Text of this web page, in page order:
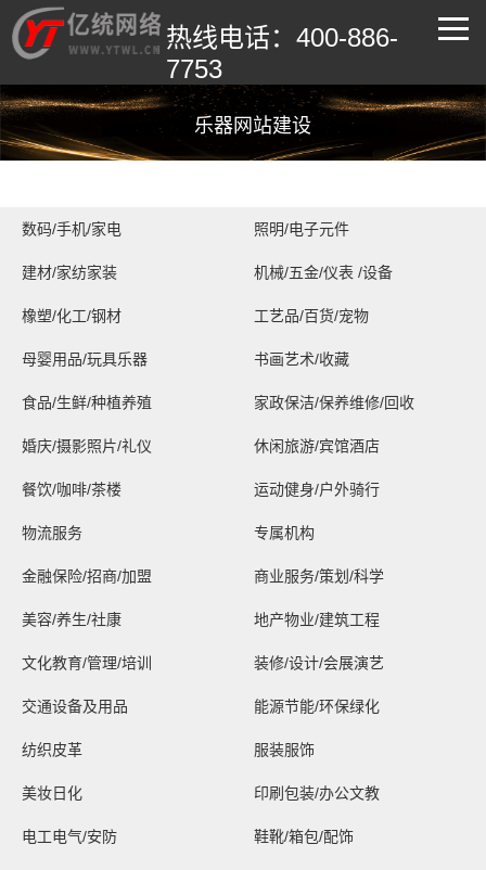
热线电话：400-886-
7753
乐器网站建设
数码/手机/家电 照明/电子元件
建材/家纺家装 机械/五金/仪表 /设备
橡塑/化工/钢材 工艺品/百货/宠物
母婴用品/玩具乐器 书画艺术/收藏
食品/生鲜/种植养殖 家政保洁/保养维修/回收
婚庆/摄影照片/礼仪 休闲旅游/宾馆酒店
餐饮/咖啡/茶楼 运动健身/户外骑行
物流服务 专属机构
金融保险/招商/加盟 商业服务/策划/科学
美容/养生/社康 地产物业/建筑工程
文化教育/管理/培训 装修/设计/会展演艺
交通设备及用品 能源节能/环保绿化
纺织皮革 服装服饰
美妆日化 印刷包装/办公文教
电工电气/安防 鞋靴/箱包/配饰